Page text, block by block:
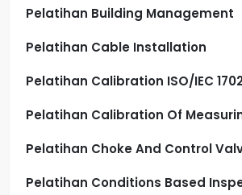
Pelatihan Building Management
Pelatihan Cable Installation
Pelatihan Calibration ISO/IEC
Pelatihan Calibration Of
Pelatihan Choke And Control
Pelatihan Conditions Based